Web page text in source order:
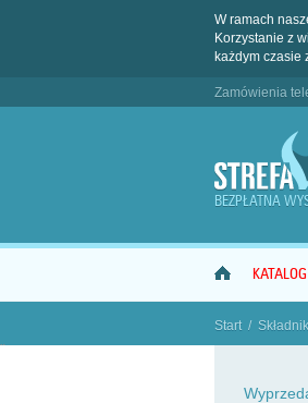
W ramach
Korzystanie z
każdym czasie
Zamówienia
BEZPŁATNA
Start /
"